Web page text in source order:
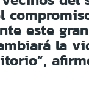
este
la